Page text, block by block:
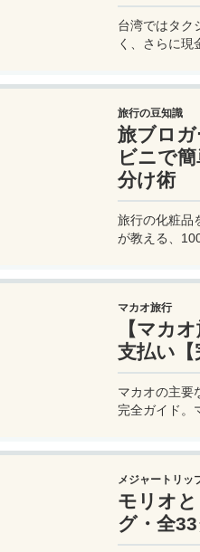
台湾ではタク
く、さらに現
舞われること
旅行の豆知識
旅ブロガ
ビニで
分け術
旅行の化粧品
が教える、
マカオ旅行
【マカ
支払い【
マカオの主要
完全ガイド。
法を知って、
メジャートリッ
モリオ
グ・全